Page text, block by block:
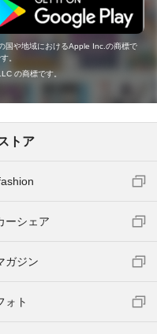
国や地域におけるApple Inc.の商標で
。
の商標です。
トア
ーシェア
ガジン
ォト